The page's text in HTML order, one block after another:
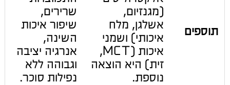
תוספים
(מגנזיום,
אשלגן, מלח
איכותי) ושמני
איכות (MCT,
זית) היא הוצאה
נוספת.
שרירים,
שיפור איכות
השינה,
אנרגיה יציבה
וגבוהה ללא
נפילות סוכר.